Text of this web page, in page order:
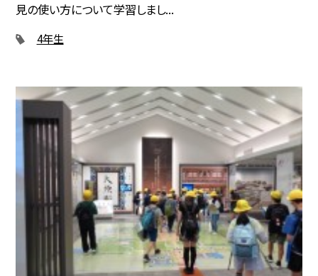
見の使い方について学習しまし...
4年生